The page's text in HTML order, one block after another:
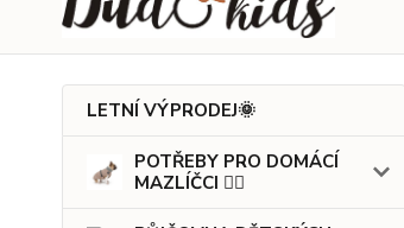
LETNÍ VÝPRODEJ🌞
POTŘEBY PRO DOMÁCÍ
MAZLÍČCI 🐕‍🦺